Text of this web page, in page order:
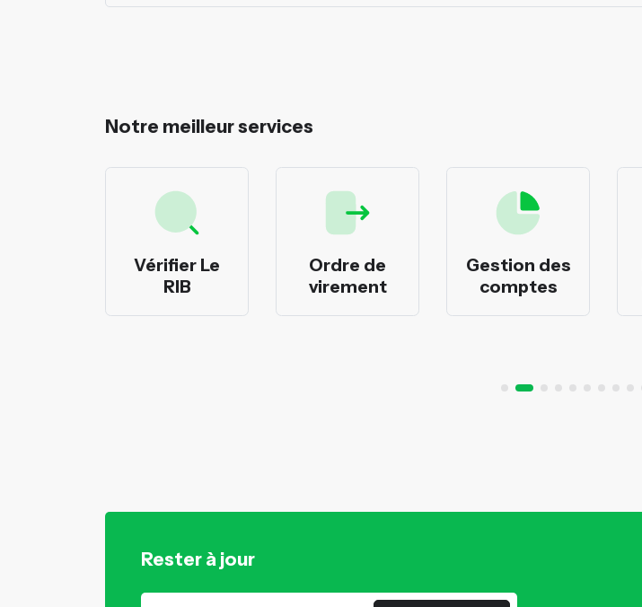
Notre meilleur services
Vérifier Le
RIB
Ordre de
virement
Gestion des
comptes
Rester à jour